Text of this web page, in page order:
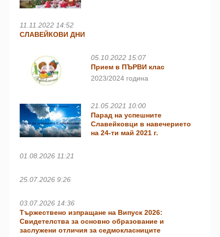
11.11.2022 14:52
СЛАВЕЙКОВИ ДНИ
05.10.2022 15:07
Прием в ПЪРВИ клас
2023/2024 година
21.05.2021 10:00
Парад на успешните
Славейковци в навечерието
на 24-ти май 2021 г.
01.08.2026 11:21
25.07.2026 9:26
03.07.2026 14:36
Тържествено изпращане на Випуск 2026:
Свидетелства за основно образование и
заслужени отличия за седмокласниците